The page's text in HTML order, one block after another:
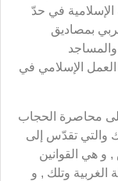
الإسلامية في حدّ
بمصاديق
الإسلامي في
محاصرة الحجاب
والتي تقدّس إلى
, و هي القوانين
الغربية وتلك , و